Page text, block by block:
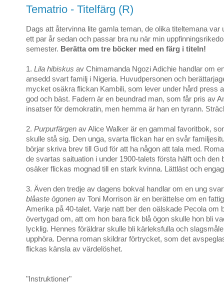
Tematrio - Titelfärg (R)
Dags att återvinna lite gamla teman, de olika titeltemana var
ett par år sedan och passar bra nu när min
semester. Berätta om tre böcker med en färg i titeln!
1. Lila hibiskus av Chimamanda Ngozi Adichie handlar om
ansedd svart familj i Nigeria. Huvudpersonen och
mycket osäkra flickan Kambili, som lever under hård press
god och bäst. Fadern är en beundrad man, som får pris av
insatser för demokratin, men hemma är han en tyrann.
2. Purpurfärgen av Alice Walker är en gammal favoritbok,
skulle stå sig. Den unga, svarta flickan har en svår
börjar skriva brev till Gud för att ha någon att tala med.
de svartas saituation i under 1900-talets första hälft och den
osäker flickas mognad till en stark kvinna. Lättläst och
3. Även den tredje av dagens bokval handlar om en ung
blåaste ögonen av Toni Morrison är en berättelse om en
Amerika på 40-talet. Varje natt ber den oälskade Pecola om
övertygad om, att om hon bara fick blå ögon skulle hon bli
lycklig. Hennes föräldrar skulle bli kärleksfulla och
upphöra. Denna roman skildrar förtrycket, som det
flickas känsla av värdelöshet.
"Instruktioner"